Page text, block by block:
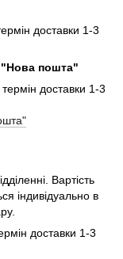
доставки 1-3
"Нова пошта"
доставки 1-3
Вартість
індивідуально в
доставки 1-3